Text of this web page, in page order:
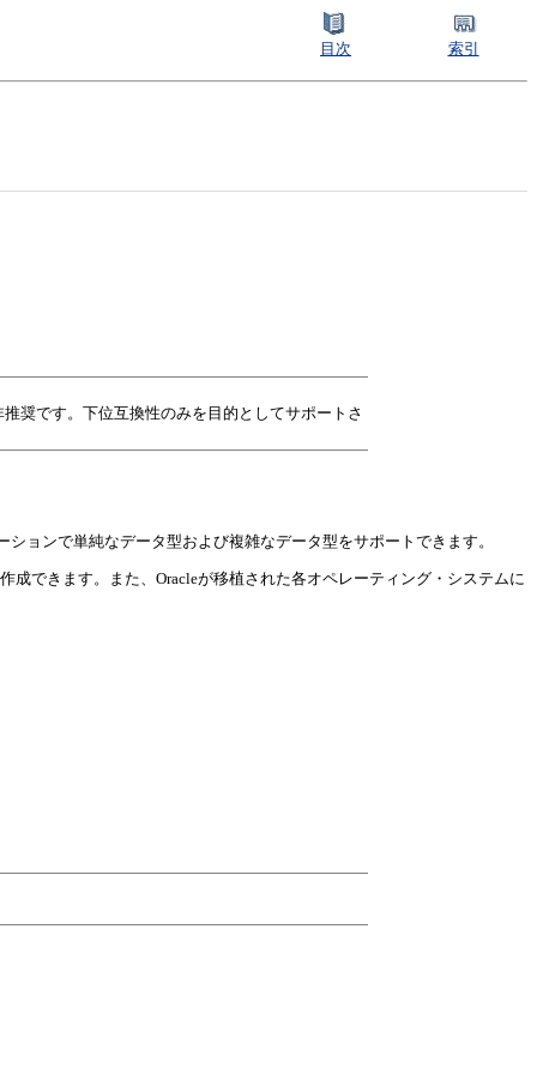
目次 索引
推奨です。下位互換性のみを目的としてサポートさ
ションで単純なデータ型および複雑なデータ型をサポートできます。
成できます。また、Oracleが移植された各オペレーティング・システムに